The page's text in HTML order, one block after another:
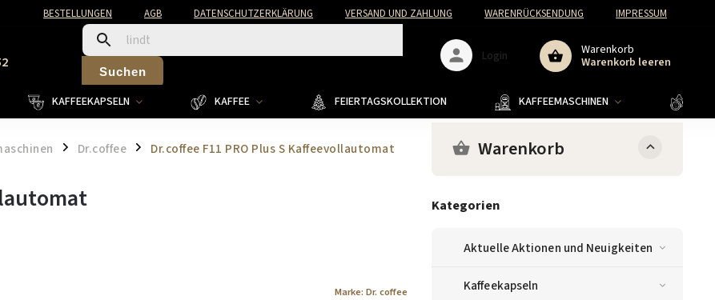
BESTELLUNGEN AGB DATENSCHUTZERKLÄRUNG VERSAND UND ZAHLUNG WARENRÜCKSENDUNG IMPRESSUM
Suchen
Warenkorb
Warenkorb leeren
Login
KAFFEEKAPSELN KAFFEE FEIERTAGSKOLLEKTION KAFFEEMASCHINEN
/ Dr.coffee / Dr.coffee F11 PRO Plus S Kaffeevollautomat Warenkorb
Kategorien
Aktuelle Aktionen und Neuigkeiten
Kaffeekapseln
Marke: Dr. coffee